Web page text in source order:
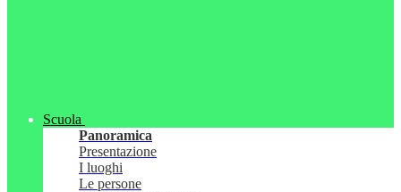
Scuola
Panoramica
Presentazione
I luoghi
Le persone